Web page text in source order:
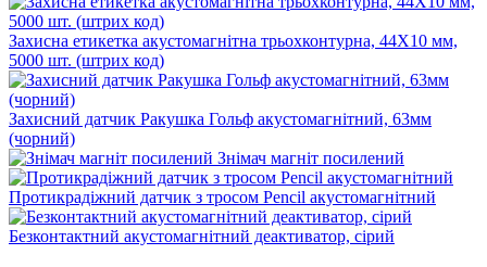
Захисна етикетка акустомагнітна трьохконтурна, 44X10 мм,
5000 шт. (штрих код)
Захисний датчик Ракушка Гольф акустомагнітний, 63мм
(чорний)
Знімач магніт посилений
Протикрадіжний датчик з тросом Pencil акустомагнітний
Безконтактний акустомагнітний деактиватор, сірий